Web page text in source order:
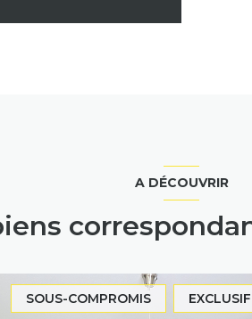
A DÉCOUVRIR
SOUS-COMPROMIS EXCLUSIF